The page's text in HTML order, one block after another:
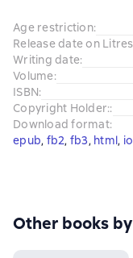
Age restriction:
Release date on Litres
Writing date:
Volume:
ISBN:
Copyright Holder::
Download format:
epub, fb2, fb3, html,
Other books